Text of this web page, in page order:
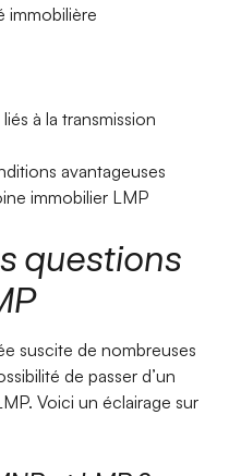
immobilière
à la transmission
avantageuses
immobilier LMP
questions
suscite de nombreuses
de passer d’un
Voici un éclairage sur